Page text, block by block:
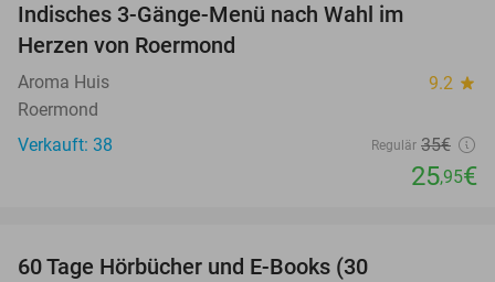
Indisches 3-Gänge-Menü nach Wahl im
Herzen von Roermond
Aroma Huis 9.2 star
Roermond
Verkauft: 38
Regulär 35€
25,95€
60 Tage Hörbücher und E-Books (30